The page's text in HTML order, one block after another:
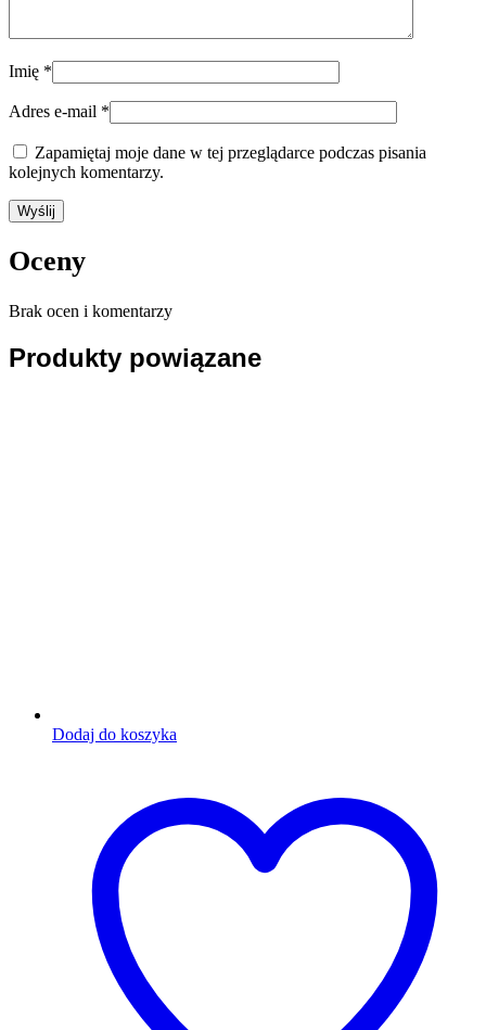
Imię *
Adres e-mail *
Zapamiętaj moje dane w tej przeglądarce podczas pisania
kolejnych komentarzy.
Oceny
Brak ocen i komentarzy
Produkty powiązane
Dodaj do koszyka